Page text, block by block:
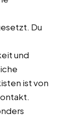
Du
und
ist von